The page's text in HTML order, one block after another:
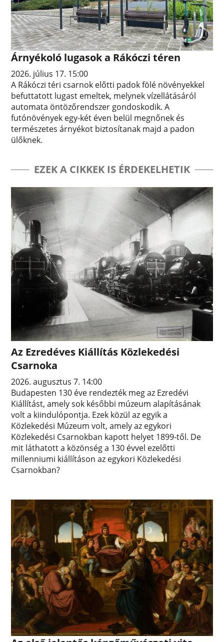
Árnyékoló lugasok a Rákóczi téren
2026. július 17. 15:00
A Rákóczi téri csarnok előtti padok fölé növényekkel
befuttatott lugast emeltek, melynek vízellátásáról
automata öntözőrendszer gondoskodik. A
futónövények egy-két éven belül megnőnek és
természetes árnyékot biztosítanak majd a padon
ülőknek.
EZEK A CIKKEK IS ÉRDEKELHETIK
Az Ezredéves Kiállítás Közlekedési
Csarnoka
2026. augusztus 7. 14:00
Budapesten 130 éve rendezték meg az Ezredévi
Kiállítást, amely sok későbbi múzeum alapításának
volt a kiindulópontja. Ezek közül az egyik a
Közlekedési Múzeum volt, amely az egykori
Közlekedési Csarnokban kapott helyet 1899-től. De
mit láthatott a közönség a 130 évvel ezelőtti
millenniumi kiállításon az egykori Közlekedési
Csarnokban?